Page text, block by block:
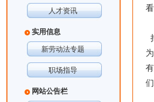
人才资讯
实用信息
新劳动法专题
职场指导
网站公告栏